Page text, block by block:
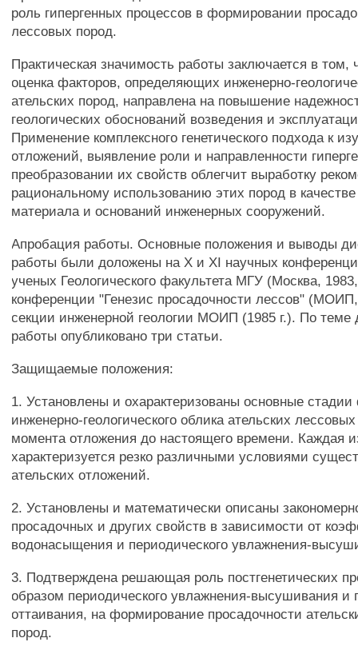
роль гипергенных процессов в формировании
лессовых пород.
Практическая значимость работы заключается в том,
оценка факторов, определяющих инженерно-
ательских пород, направлена на повышение
геологических обоснований возведения и
Применение комплексного генетического подхода к
отложений, выявление роли и направленности
преобразовании их свойств облегчит выработку
рациональному использованию этих пород в качестве
материала и оснований инженерных сооружений.
Апробация работы. Основные положения и выводы
работы были доложены на X и XI научных
ученых Геологического факультета МГУ (Москва,
конференции "Генезис просадочности лессов"
секции инженерной геологии МОИП (1985 г.). По теме
работы опубликовано три статьи.
Защищаемые положения:
1. Установлены и охарактеризованы основные
инженерно-геологического облика ательских
момента отложения до настоящего времени. Каждая
характеризуется резко различными условиями
ательских отложений.
2. Установлены и математически описаны
просадочных и других свойств в зависимости от
водонасыщения и периодического увлажнения-
3. Подтверждена решающая роль постгенетических
образом периодического увлажнения-высушивания и
оттаивания, на формирование просадочности
пород.